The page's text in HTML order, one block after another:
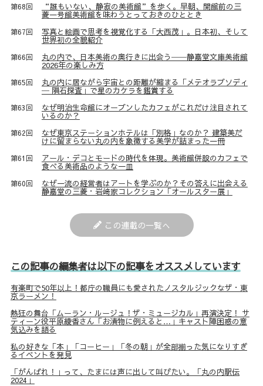
第68回 “誰もいない、静寂の美術館”を歩く。早朝、開館前の三
菱一号館美術館を味わうとっておきのひととき
第67回 写真と絵画で思考を視覚化する「大西茂」。日本初、そして
世界初の全貌紹介
第66回 丸の内で、日本美術の奥行きに出会う──静嘉堂文庫美術館
2026年の楽しみ方
第65回 丸の内に居ながら宇宙との距離が縮まる「メテオラプソディ
─ 隕石探査」で星のカケラを鑑賞する
第63回 なぜ明治生命館にオープンしたカフェがこれだけ注目されて
いるのか？
第62回 なぜ東京ステーションホテルは「別格」なのか？ 建築美だ
けに留まらない丸の内を象徴する美学が詰まった一冊
第61回 アール・デコとモードの時代を体現。美術館併設のカフェで
食べる美術品のような一皿
第60回 なぜ一流の経営者はアートを学ぶのか？その答えに出会える
静嘉堂の三菱・岩﨑家コレクション「オールスター展」
この連載の一覧へ
この記事の編集者は以下の記事をオススメしています
有楽町で50年以上！都庁の職員にも愛されたノスタルジックなザ・東
京ラーメン！
熱狂の舞台「ムーラン・ルージュ！ザ・ミュージカル」再演決定！ サ
ティーン役平原綾香さん「お漬物に例えると…」キャスト陣困惑の意
気込みを語る
私の好きな「本」「コーヒー」「冬の朝」が全部揃った気になりすぎ
るイベントを発見
「がんばれ！」って、たまには声に出して叫びたい。「丸の内駅伝
2024」